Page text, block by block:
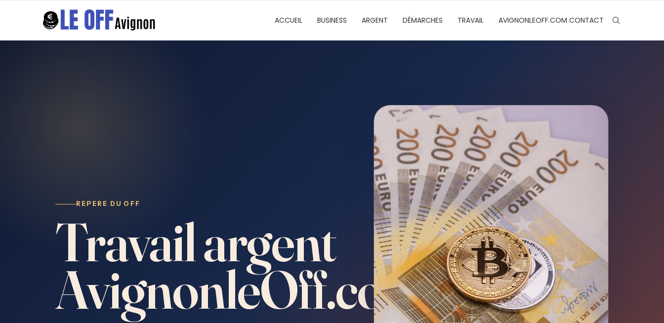
ACCUEIL BUSINESS ARGENT DÉMARCHES TRAVAIL AVIGNONLEOFF.COM CONTACT
REPERE DU OFF
Travail argent
AvignonleOff.com